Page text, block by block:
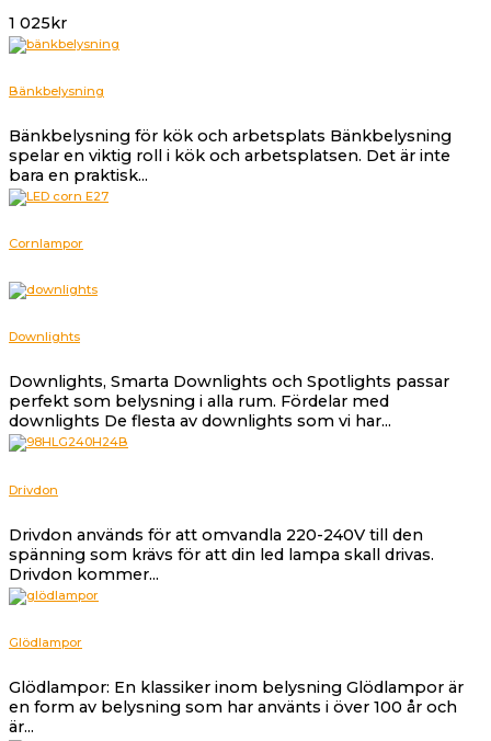
1 025kr
Bänkbelysning
Bänkbelysning för kök och arbetsplats Bänkbelysning
spelar en viktig roll i kök och arbetsplatsen. Det är inte
bara en praktisk...
Cornlampor
Downlights
Downlights, Smarta Downlights och Spotlights passar
perfekt som belysning i alla rum. Fördelar med
downlights De flesta av downlights som vi har...
Drivdon
Drivdon används för att omvandla 220-240V till den
spänning som krävs för att din led lampa skall drivas.
Drivdon kommer...
Glödlampor
Glödlampor: En klassiker inom belysning Glödlampor är
en form av belysning som har använts i över 100 år och
är...